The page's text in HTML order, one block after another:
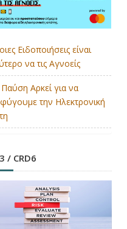
Ειδοποιήσεις είναι
να τις Αγνοείς
Αρκεί για να
την Ηλεκτρονική
/ CRD6